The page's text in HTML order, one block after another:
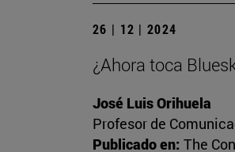
26 | 12 | 2024
¿Ahora toca
José Luis Orihuela
Profesor de
Publicado en: The